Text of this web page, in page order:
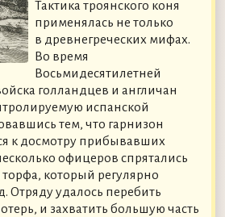
Тактика троянского коня
применялась не только
в древнегреческих мифах.
Во время
Восьмидесятилетней
голландцев и англичан
испанской
тем, что гарнизон
к досмотру прибывавших
офицеров спрятались
который регулярно
Отряду удалось перебить
и захватить большую часть